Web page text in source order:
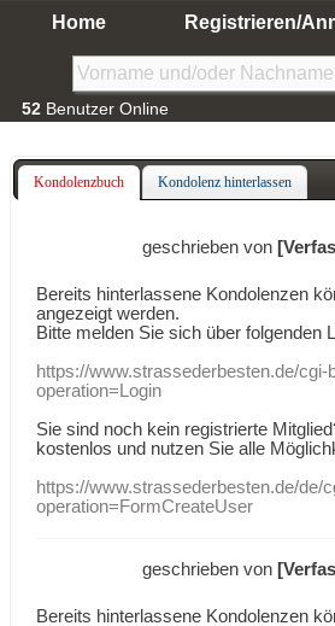
Home Registrieren/
52 Benutzer Online
Kondolenzbuch Kondolenz hinterlassen
geschrieben von
Bereits hinterlassene Kondolenzen
angezeigt werden.
Bitte melden Sie sich über folgenden
https://www.strassederbesten.de/
operation=Login
Sie sind noch kein registrierte
kostenlos und nutzen Sie alle
https://www.strassederbesten.de/de/
operation=FormCreateUser
geschrieben von
Bereits hinterlassene Kondolenzen